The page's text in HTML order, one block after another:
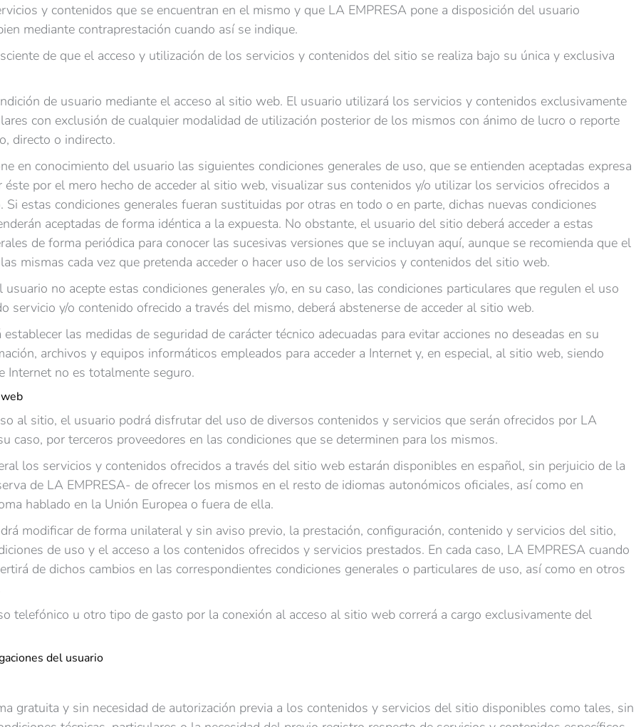
y contenidos que se encuentran en el mismo y que LA EMPRESA pone a disposición del usuario
mediante contraprestación cuando así se indique.
de que el acceso y utilización de los servicios y contenidos del sitio se realiza bajo su única y exclusiva
de usuario mediante el acceso al sitio web. El usuario utilizará los servicios y contenidos exclusivamente
con exclusión de cualquier modalidad de utilización posterior de los mismos con ánimo de lucro o reporte
directo o indirecto.
en conocimiento del usuario las siguientes condiciones generales de uso, que se entienden aceptadas expresa
por el mero hecho de acceder al sitio web, visualizar sus contenidos y/o utilizar los servicios ofrecidos a
Si estas condiciones generales fueran sustituidas por otras en todo o en parte, dichas nuevas condiciones
aceptadas de forma idéntica a la expuesta. No obstante, el usuario del sitio deberá acceder a estas
de forma periódica para conocer las sucesivas versiones que se incluyan aquí, aunque se recomienda que el
mismas cada vez que pretenda acceder o hacer uso de los servicios y contenidos del sitio web.
usuario no acepte estas condiciones generales y/o, en su caso, las condiciones particulares que regulen el uso
servicio y/o contenido ofrecido a través del mismo, deberá abstenerse de acceder al sitio web.
establecer las medidas de seguridad de carácter técnico adecuadas para evitar acciones no deseadas en su
archivos y equipos informáticos empleados para acceder a Internet y, en especial, al sitio web, siendo
Internet no es totalmente seguro.
al sitio, el usuario podrá disfrutar del uso de diversos contenidos y servicios que serán ofrecidos por LA
caso, por terceros proveedores en las condiciones que se determinen para los mismos.
los servicios y contenidos ofrecidos a través del sitio web estarán disponibles en español, sin perjuicio de la
de LA EMPRESA- de ofrecer los mismos en el resto de idiomas autonómicos oficiales, así como en
hablado en la Unión Europea o fuera de ella.
modificar de forma unilateral y sin aviso previo, la prestación, configuración, contenido y servicios del sitio,
de uso y el acceso a los contenidos ofrecidos y servicios prestados. En cada caso, LA EMPRESA cuando
de dichos cambios en las correspondientes condiciones generales o particulares de uso, así como en otros
telefónico u otro tipo de gasto por la conexión al acceso al sitio web correrá a cargo exclusivamente del
del usuario
gratuita y sin necesidad de autorización previa a los contenidos y servicios del sitio disponibles como tales, sin